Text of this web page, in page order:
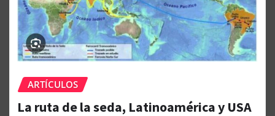
ARTÍCULOS
La ruta de la seda, Latinoamérica y USA